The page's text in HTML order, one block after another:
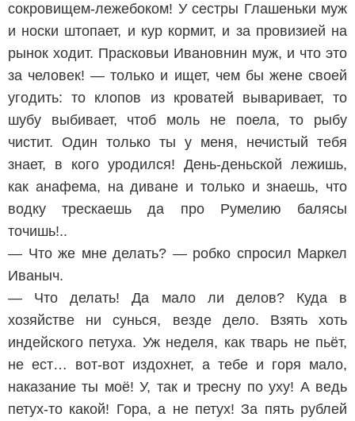
сокровищем-лежебоком! У сестры Глашеньки муж
и носки штопает, и кур кормит, и за провизией на
рынок ходит. Прасковьи Ивановнин муж, и что это
за человек! — только и ищет, чем бы жене своей
угодить: то клопов из кроватей вываривает, то
шубу выбивает, чтоб моль не поела, то рыбу
чистит. Один только ты у меня, нечистый тебя
знает, в кого уродился! День-деньской лежишь,
как анафема, на диване и только и знаешь, что
водку трескаешь да про Румелию балясы
точишь!..
— Что же мне делать? — робко спросил Маркел
Иваныч.
— Что делать! Да мало ли делов? Куда в
хозяйстве ни сунься, везде дело. Взять хоть
индейского петуха. Уж неделя, как тварь не пьёт,
не ест… вот-вот издохнет, а тебе и горя мало,
наказание ты моё! У, так и тресну по уху! А ведь
петух-то какой! Гора, а не петух! За пять рублей